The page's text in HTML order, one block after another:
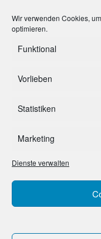
Wir verwenden Cookies,
optimieren.
Funktional
Vorlieben
Statistiken
Marketing
Dienste verwalten
Footermenue
AGB’s
Cookie-Richtlinie (EU)
Präsentiert vonWP